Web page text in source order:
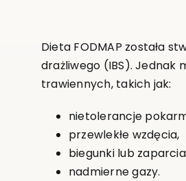
Dieta FODMAP została
drażliwego (IBS). Jednak
trawiennych, takich jak:
nietolerancje
przewlekłe wzdęcia,
biegunki lub
nadmierne gazy.